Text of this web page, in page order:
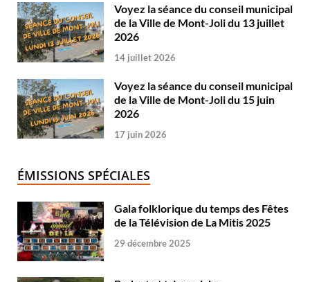
Voyez la séance du conseil municipal
de la Ville de Mont-Joli du 13 juillet
2026
14 juillet 2026
Voyez la séance du conseil municipal
de la Ville de Mont-Joli du 15 juin
2026
17 juin 2026
ÉMISSIONS SPÉCIALES
Gala folklorique du temps des Fêtes
de la Télévision de La Mitis 2025
29 décembre 2025